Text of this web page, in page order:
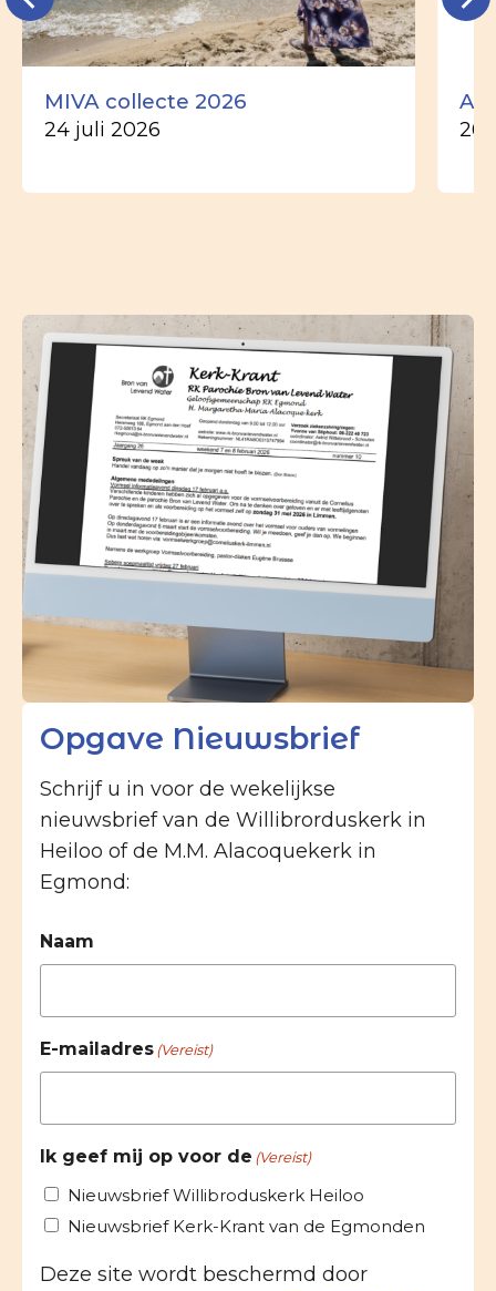
MIVA collecte 2026
24 juli 2026 26
Opgave Nieuwsbrief
Schrijf u in voor de wekelijkse
nieuwsbrief van de Willibrorduskerk in
Heiloo of de M.M. Alacoquekerk in
Egmond:
Naam
E-mailadres (Vereist)
Ik geef mij op voor de (Vereist)
Nieuwsbrief Willibroduskerk Heiloo
Nieuwsbrief Kerk-Krant van de Egmonden
Deze site wordt beschermd door